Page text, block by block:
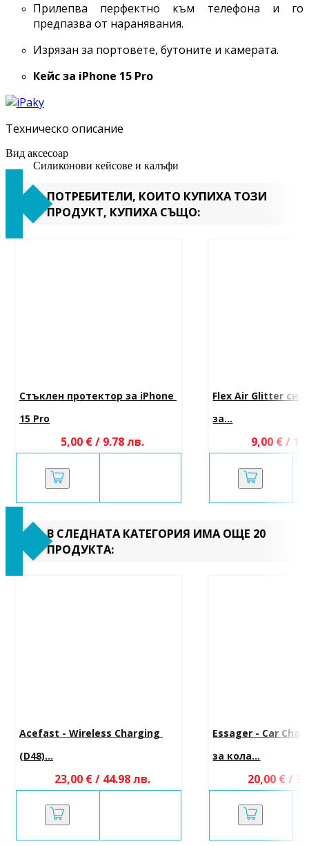
Прилепва перфектно към телефона и го
предпазва от наранявания.
Изрязан за портовете, бутоните и камерата.
Кейс за iPhone 15 Pro
Техническо описание
Вид аксесоар
Силиконови кейсове и калъфи
ПОТРЕБИТЕЛИ, КОИТО КУПИХА ТОЗИ
ПРОДУКТ, КУПИХА СЪЩО:
Стъклен протектор за iPhone
15 Pro
5,00 € / 9.78 лв.
Flex Air Glitter
за...
9,00 € /
В СЛЕДНАТА КАТЕГОРИЯ ИМА ОЩЕ 20
ПРОДУКТА:
Acefast - Wireless Charging
(D48)...
23,00 € / 44.98 лв.
Essager - Car
за кола...
20,00 € /